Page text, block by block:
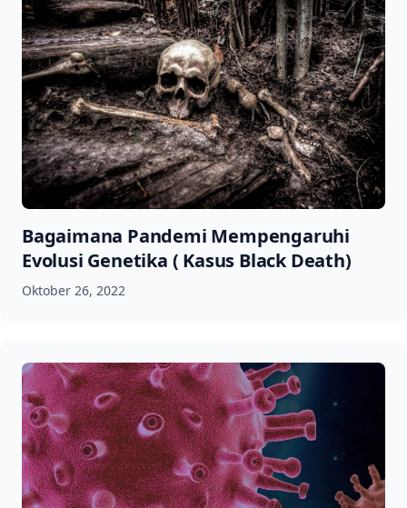
Bagaimana Pandemi Mempengaruhi
Evolusi Genetika ( Kasus Black Death)
Oktober 26, 2022